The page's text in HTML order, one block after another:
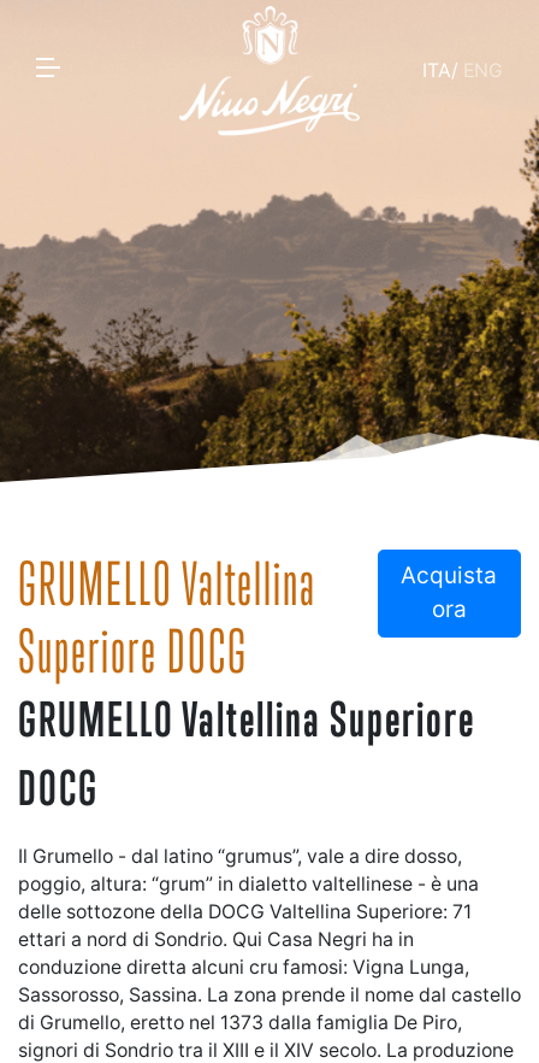
ITA/ ENG
GRUMELLO Valtellina
Superiore DOCG
Acquista
ora
GRUMELLO Valtellina Superiore
DOCG
Il Grumello - dal latino “grumus”, vale a dire dosso,
poggio, altura: “grum” in dialetto valtellinese - è una
delle sottozone della DOCG Valtellina Superiore: 71
ettari a nord di Sondrio. Qui Casa Negri ha in
conduzione diretta alcuni cru famosi: Vigna Lunga,
Sassorosso, Sassina. La zona prende il nome dal castello
di Grumello, eretto nel 1373 dalla famiglia De Piro,
signori di Sondrio tra il XIII e il XIV secolo. La produzione